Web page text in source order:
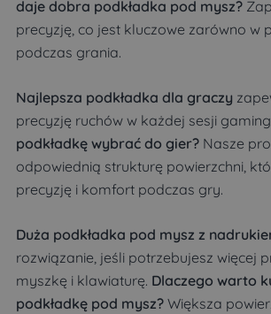
daje dobra podkładka pod mysz?
precyzję, co jest kluczowe zarówno w
podczas grania.
Najlepsza podkładka dla graczy
precyzję ruchów w każdej sesji
podkładkę wybrać do gier? Nasze
odpowiednią strukturę powierzchni,
precyzję i komfort podczas gry.
Duża podkładka pod mysz z
rozwiązanie, jeśli potrzebujesz więcej
myszkę i klawiaturę. Dlaczego warto
podkładkę pod mysz? Większa